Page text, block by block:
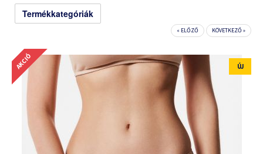
Termékkategóriák
« ELŐZŐ KÖVETKEZŐ »
AKCIÓ ÚJ